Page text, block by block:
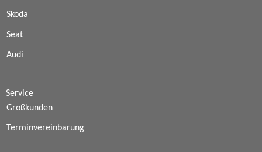
Skoda
Seat
Audi
Service
Großkunden
Terminvereinbarung